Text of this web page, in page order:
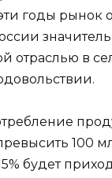
годы рынок
отраслью в
100
будет